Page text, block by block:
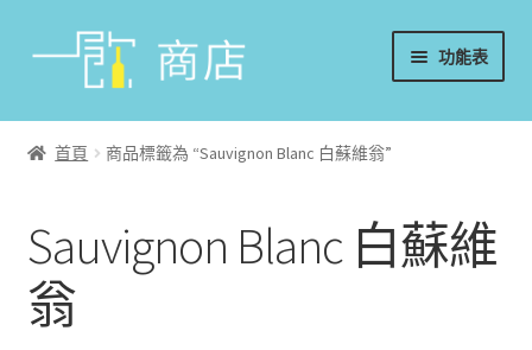
功能表
首頁
香檳/氣泡酒
威士忌
首頁 商品標籤為 “Sauvignon Blanc 白蘇維翁”
Sauvignon Blanc 白蘇維
翁